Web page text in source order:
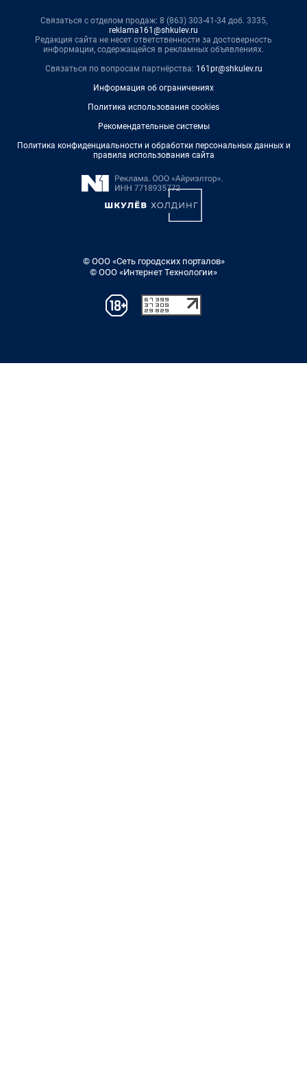
Связаться с отделом продаж: 8 (863) 303-41-34 доб. 3335,
reklama161@shkulev.ru
Редакция сайта не несет ответственности за достоверность
информации, содержащейся в рекламных объявлениях.
Связаться по вопросам партнёрства: 161pr@shkulev.ru
Информация об ограничениях
Политика использования cookies
Рекомендательные системы
Политика конфиденциальности и обработки персональных данных и
правила использования сайта
© ООО «Сеть городских порталов»
© ООО «Интернет Технологии»